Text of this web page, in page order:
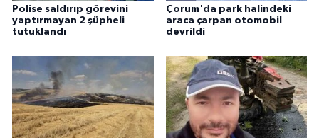
Polise saldırıp görevini
yaptırmayan 2 şüpheli
tutuklandı
Çorum'da park halindeki
araca çarpan otomobil
devrildi